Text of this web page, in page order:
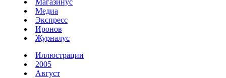
Магазинус
Медиа
Экспресс
Иронов
Журналус
Иллюстрации
2005
Август